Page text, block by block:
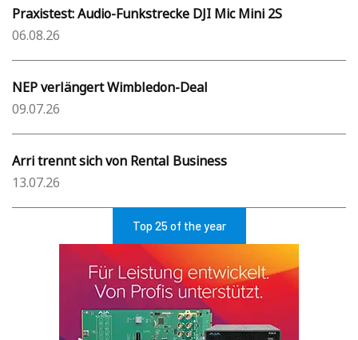
Praxistest: Audio-Funkstrecke DJI Mic Mini 2S
06.08.26
NEP verlängert Wimbledon-Deal
09.07.26
Arri trennt sich von Rental Business
13.07.26
Top 25 of the year